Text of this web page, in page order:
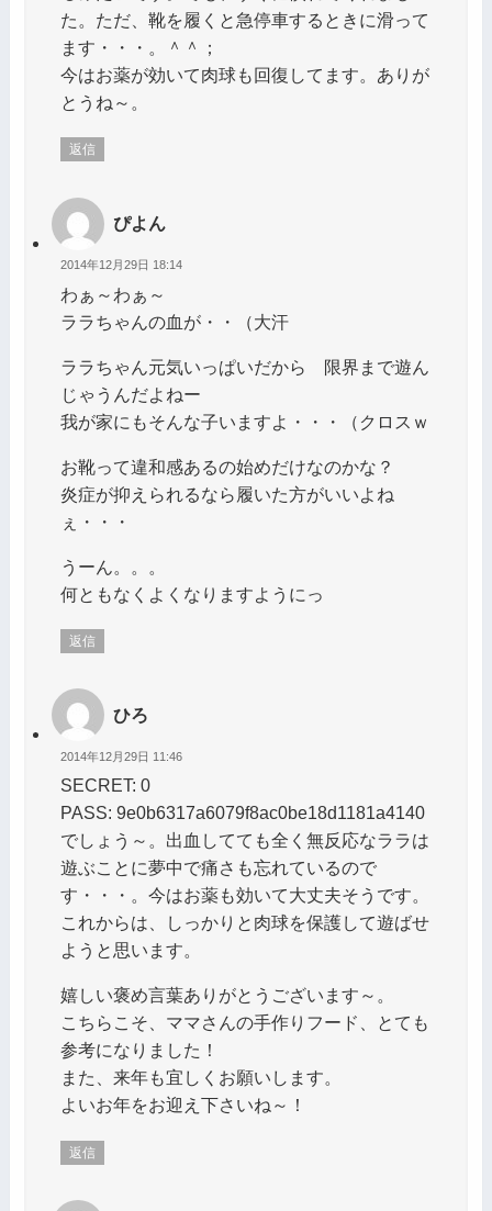
た。ただ、靴を履くと急停車するときに滑って
ます・・・。＾＾；
今はお薬が効いて肉球も回復してます。ありが
とうね～。
返信
ぴよん
2014年12月29日 18:14
わぁ～わぁ～
ララちゃんの血が・・（大汗
ララちゃん元気いっぱいだから 限界まで遊ん
じゃうんだよねー
我が家にもそんな子いますよ・・・（クロスｗ
お靴って違和感あるの始めだけなのかな？
炎症が抑えられるなら履いた方がいいよね
ぇ・・・
うーん。。。
何ともなくよくなりますようにっ
返信
ひろ
2014年12月29日 11:46
SECRET: 0
PASS: 9e0b6317a6079f8ac0be18d1181a4140
でしょう～。出血してても全く無反応なララは
遊ぶことに夢中で痛さも忘れているので
す・・・。今はお薬も効いて大丈夫そうです。
これからは、しっかりと肉球を保護して遊ばせ
ようと思います。
嬉しい褒め言葉ありがとうございます～。
こちらこそ、ママさんの手作りフード、とても
参考になりました！
また、来年も宜しくお願いします。
よいお年をお迎え下さいね～！
返信